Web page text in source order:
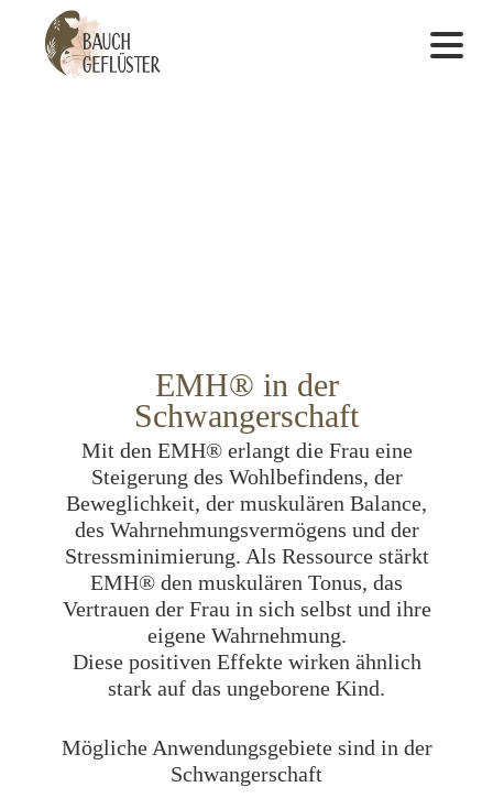
EMH® in der
Schwangerschaft
Mit den EMH® erlangt die Frau eine
Steigerung des Wohlbefindens, der
Beweglichkeit, der muskulären Balance,
des Wahrnehmungsvermögens und der
Stressminimierung. Als Ressource stärkt
EMH® den muskulären Tonus, das
Vertrauen der Frau in sich selbst und ihre
eigene Wahrnehmung.
Diese positiven Effekte wirken ähnlich
stark auf das ungeborene Kind.
Mögliche Anwendungsgebiete sind in der
Schwangerschaft